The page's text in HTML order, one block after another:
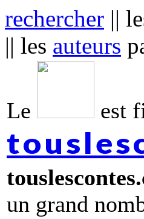
rechercher ||
|| les auteurs
Le est
un grand